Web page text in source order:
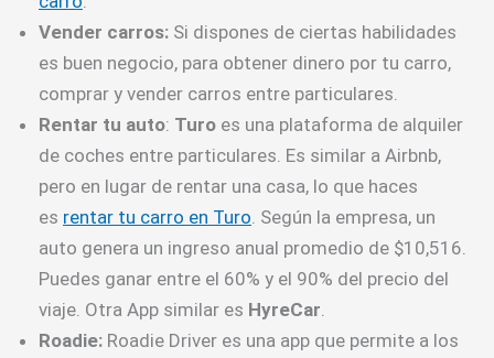
Vender carros: Si dispones de ciertas habilidades
es buen negocio, para obtener dinero por tu carro,
comprar y vender carros entre particulares.
Rentar tu auto: Turo es una plataforma de alquiler
de coches entre particulares. Es similar a Airbnb,
pero en lugar de rentar una casa, lo que haces
es rentar tu carro en Turo . Según la empresa, un
auto genera un ingreso anual promedio de $10,516.
Puedes ganar entre el 60% y el 90% del precio del
viaje. Otra App similar es HyreCar
Roadie: Roadie Driver es una app que permite a los